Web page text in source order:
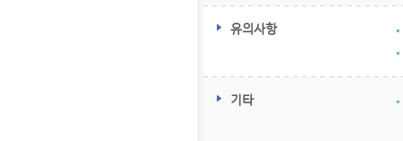
유의사항
기타